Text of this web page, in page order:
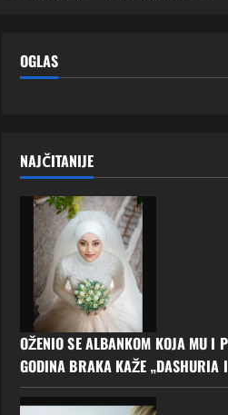
OGLAS
NAJČITANIJE
OŽENIO SE ALBANKOM KOJA MU I
GODINA BRAKA KAŽE „DASHURIA